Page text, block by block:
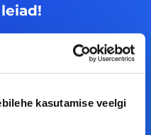
kasutamise veelgi
kõik vajaliku, et olla
Kui sul on
julgelt ühendust.